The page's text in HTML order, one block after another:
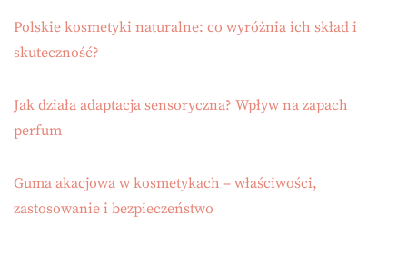
Polskie kosmetyki naturalne: co wyróżnia ich skład i
skuteczność?
Jak działa adaptacja sensoryczna? Wpływ na zapach
perfum
Guma akacjowa w kosmetykach – właściwości,
zastosowanie i bezpieczeństwo